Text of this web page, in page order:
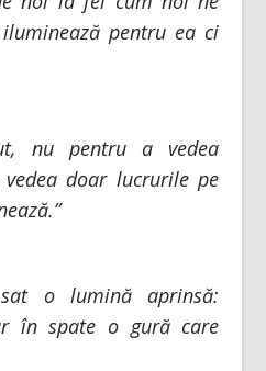
pentru ea ci
nu pentru a vedea
doar lucrurile pe
o lumină aprinsă:
în spate o gură care